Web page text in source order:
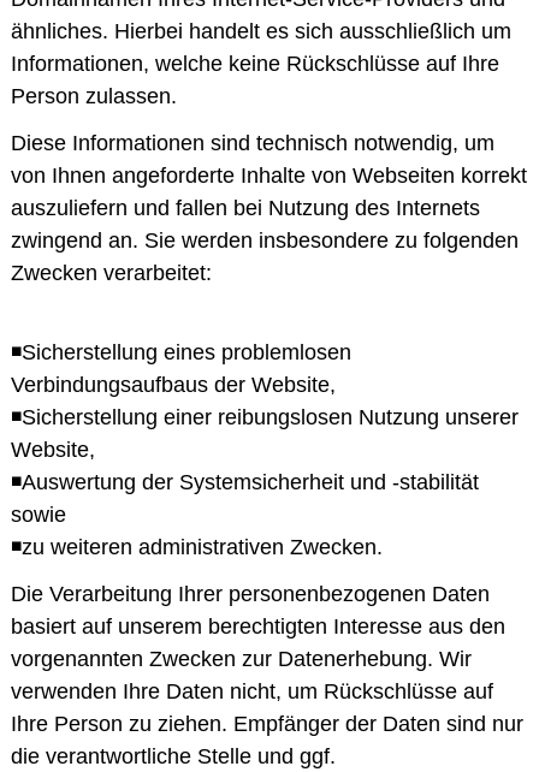
ähnliches. Hierbei handelt es sich ausschließlich um
Informationen, welche keine Rückschlüsse auf Ihre
Person zulassen.
Diese Informationen sind technisch notwendig, um
von Ihnen angeforderte Inhalte von Webseiten korrekt
auszuliefern und fallen bei Nutzung des Internets
zwingend an. Sie werden insbesondere zu folgenden
Zwecken verarbeitet:
◾Sicherstellung eines problemlosen
Verbindungsaufbaus der Website,
◾Sicherstellung einer reibungslosen Nutzung unserer
Website,
◾Auswertung der Systemsicherheit und -stabilität
sowie
◾zu weiteren administrativen Zwecken.
Die Verarbeitung Ihrer personenbezogenen Daten
basiert auf unserem berechtigten Interesse aus den
vorgenannten Zwecken zur Datenerhebung. Wir
verwenden Ihre Daten nicht, um Rückschlüsse auf
Ihre Person zu ziehen. Empfänger der Daten sind nur
die verantwortliche Stelle und ggf.